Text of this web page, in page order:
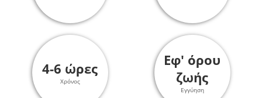
4-6 ώρες
Χρόνος
Εφ' όρου
ζωής
Εγγύηση